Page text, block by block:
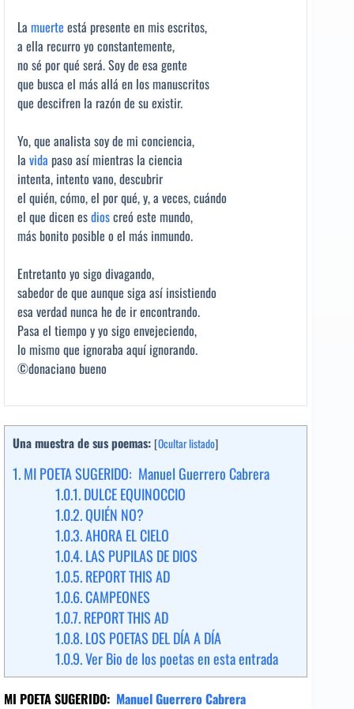
La muerte está presente en mis escritos,
a ella recurro yo constantemente,
no sé por qué será. Soy de esa gente
que busca el más allá en los manuscritos
que descifren la razón de su existir.
Yo, que analista soy de mi conciencia,
la vida paso así mientras la ciencia
intenta, intento vano, descubrir
el quién, cómo, el por qué, y, a veces, cuándo
el que dicen esdioscreó este mundo,
más bonito posible o el más inmundo.
Entretanto yo sigo divagando,
sabedor de que aunque siga así insistiendo
esa verdad nunca he de ir encontrando.
Pasa el tiempo y yo sigo envejeciendo,
lo mismo que ignoraba aquí ignorando.
©donaciano bueno
Una muestra de sus poemas: [Ocultar listado]
1.MI POETA SUGERIDO: Manuel Guerrero Cabrera
1.0.1.DULCE EQUINOCCIO
1.0.2.QUIÉN NO?
1.0.3.AHORA EL CIELO
1.0.4.LAS PUPILAS DE DIOS
1.0.5.REPORT THIS AD
1.0.6.CAMPEONES
1.0.7.REPORT THIS AD
1.0.8.LOS POETAS DEL DÍA A DÍA
1.0.9.Ver Bio de los poetas en esta entrada
MI POETA SUGERIDO: Manuel Guerrero Cabrera